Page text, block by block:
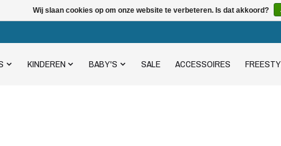
KINDEREN BABY'S SALE ACCESSOIRES
Wij slaan cookies op om onze website te verbeteren. Is dat akkoord?